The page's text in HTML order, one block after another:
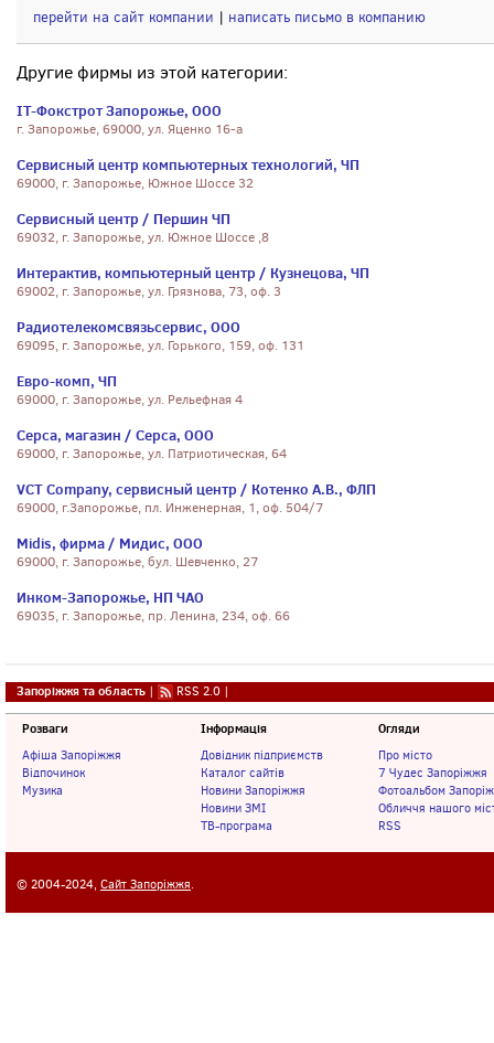
перейти на сайт компании | написать письмо в компанию
Другие фирмы из этой категории:
IT-Фокстрот Запорожье, ООО
г. Запорожье, 69000, ул. Яценко 16-а
Сервисный центр компьютерных технологий, ЧП
69000, г. Запорожье, Южное Шоссе 32
Сервисный центр / Першин ЧП
69032, г. Запорожье, ул. Южное Шоссе ,8
Интерактив, компьютерный центр / Кузнецова, ЧП
69002, г. Запорожье, ул. Грязнова, 73, оф. 3
Радиотелекомсвязьсервис, ООО
69095, г. Запорожье, ул. Горького, 159, оф. 131
Евро-комп, ЧП
69000, г. Запорожье, ул. Рельефная 4
Серса, магазин / Серса, ООО
69000, г. Запорожье, ул. Патриотическая, 64
VCT Company, сервисный центр / Котенко А.В., ФЛП
69000, г.Запорожье, пл. Инженерная, 1, оф. 504/7
Midis, фирма / Мидис, ООО
69000, г. Запорожье, бул. Шевченко, 27
Инком-Запорожье, НП ЧАО
69035, г. Запорожье, пр. Ленина, 234, оф. 66
Запоріжжя та область | RSS 2.0 |
Розваги
Афіша Запоріжжя
Відпочинок
Музика
Інформація
Довідник підприємств
Каталог сайтів
Новини Запоріжжя
Новини ЗМІ
ТВ-програма
Огляди
Про місто
7 Чудес Запоріжжя
Фотоальбом
Обличчя нашого
RSS
© 2004-2024, Сайт Запоріжжя.